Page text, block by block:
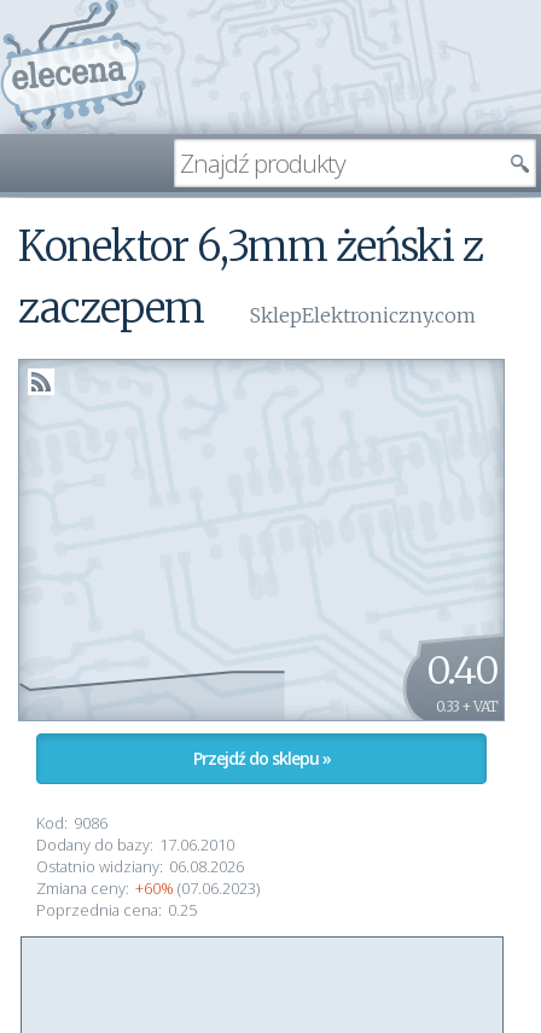
Konektor 6,3mm żeński z
zaczepem
SklepElektroniczny.com
0.40
0.33 + VAT
Przejdź do sklepu »
Kod: 9086
Dodany do bazy: 17.06.2010
Ostatnio widziany: 06.08.2026
Zmiana ceny: +60% (07.06.2023)
Poprzednia cena: 0.25